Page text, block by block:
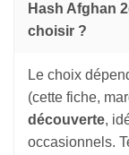
Hash Afghan
choisir ?
Le choix
(cette fiche,
découverte,
occasionnels.